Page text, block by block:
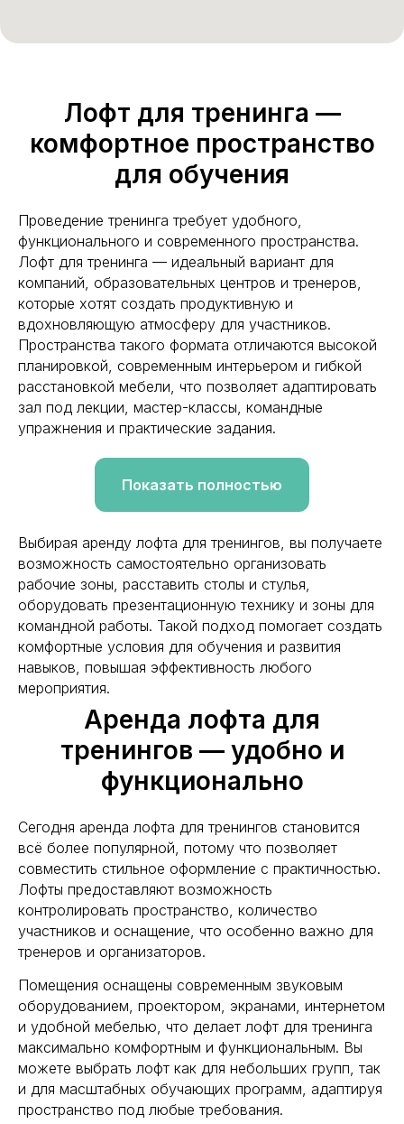
Лофт для тренинга —
комфортное пространство
для обучения
Проведение тренинга требует удобного,
функционального и современного пространства.
Лофт для тренинга — идеальный вариант для
компаний, образовательных центров и тренеров,
которые хотят создать продуктивную и
вдохновляющую атмосферу для участников.
Пространства такого формата отличаются высокой
планировкой, современным интерьером и гибкой
расстановкой мебели, что позволяет адаптировать
зал под лекции, мастер-классы, командные
упражнения и практические задания.
Показать полностью
Выбирая аренду лофта для тренингов, вы получаете
возможность самостоятельно организовать
рабочие зоны, расставить столы и стулья,
оборудовать презентационную технику и зоны для
командной работы. Такой подход помогает создать
комфортные условия для обучения и развития
навыков, повышая эффективность любого
мероприятия.
Аренда лофта для
тренингов — удобно и
функционально
Сегодня аренда лофта для тренингов становится
всё более популярной, потому что позволяет
совместить стильное оформление с практичностью.
Лофты предоставляют возможность
контролировать пространство, количество
участников и оснащение, что особенно важно для
тренеров и организаторов.
Помещения оснащены современным звуковым
оборудованием, проектором, экранами, интернетом
и удобной мебелью, что делает лофт для тренинга
максимально комфортным и функциональным. Вы
можете выбрать лофт как для небольших групп, так
и для масштабных обучающих программ, адаптируя
пространство под любые требования.